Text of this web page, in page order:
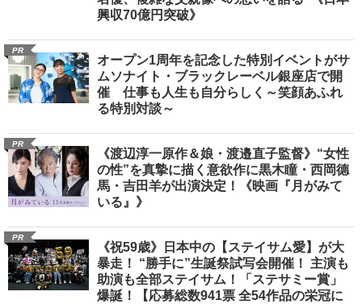
興収70億円突破》
PR
オープン1周年を記念した特別イベントがサ
ムソナイト・ブラックレーベル銀座店で開
催 仕事も人生も自分らしく～笑顔あふれ
る特別対談～
PR
《渡辺淳一原作＆娘・渡邉直子監督》“女性
の性”を真摯に描く意欲作に黒木瞳・西岡德
馬・吉田羊が出演決定！《映画『月がみて
いる』》
PR
《祝59歳》日本中の【ステイサム愛】が大
暴走！ “勝手に”生誕祭試写会開催！ 主演も
助演も全部ステイサム！「ステサミー賞」
爆誕！【応募総数941票 全54作品の栄冠に